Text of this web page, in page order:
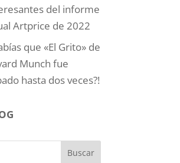
del informe
Artprice de 2022
que «El Grito» de
Munch fue
hasta dos veces?!